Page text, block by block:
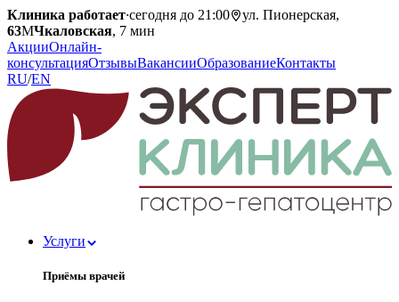
Клиника работает·сегодня до 21:00
ул. Пионерская,
63МЧкаловская, 7 мин
АкцииОнлайн-
консультацияОтзывыВакансииОбразованиеКонтакты
RU/EN
Услуги
Приёмы врачей